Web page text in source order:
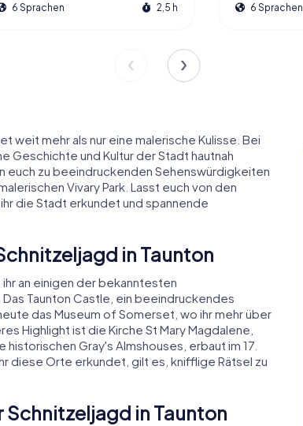
6 Sprachen 2,5 h 6 Sprachen
weit mehr als nur eine malerische Kulisse. Bei
Geschichte und Kultur der Stadt hautnah
euch zu beeindruckenden Sehenswürdigkeiten
Vivary Park. Lasst euch von den
die Stadt erkundet und spannende
in Taunton
an einigen der bekanntesten
Taunton Castle, ein beeindruckendes
das Museum of Somerset, wo ihr mehr über
Highlight ist die Kirche St Mary Magdalene,
Gray's Almshouses, erbaut im 17.
diese Orte erkundet, gilt es, knifflige Rätsel zu
in Taunton